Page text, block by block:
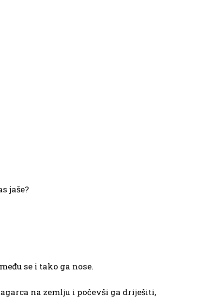
jaše?
se i tako ga nose.
na zemlju i počevši ga driješiti,